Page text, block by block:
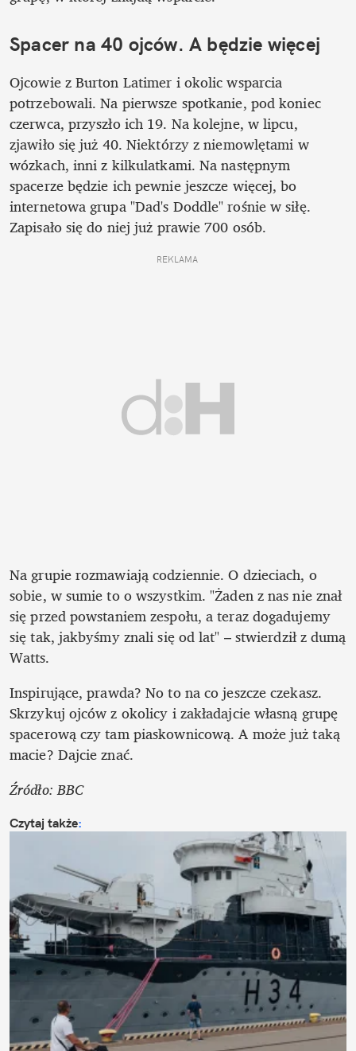
Spacer na 40 ojców. A będzie więcej
Ojcowie z Burton Latimer i okolic wsparcia
potrzebowali. Na pierwsze spotkanie, pod koniec
czerwca, przyszło ich 19. Na kolejne, w lipcu,
zjawiło się już 40. Niektórzy z niemowlętami w
wózkach, inni z kilkulatkami. Na następnym
spacerze będzie ich pewnie jeszcze więcej, bo
internetowa grupa "Dad's Doddle" rośnie w siłę.
Zapisało się do niej już prawie 700 osób.
REKLAMA
Na grupie rozmawiają codziennie. O dzieciach, o
sobie, w sumie to o wszystkim. "Żaden z nas nie znał
się przed powstaniem zespołu, a teraz dogadujemy
się tak, jakbyśmy znali się od lat" – stwierdził z dumą
Watts.
Inspirujące, prawda? No to na co jeszcze czekasz.
Skrzykuj ojców z okolicy i zakładajcie własną grupę
spacerową czy tam piaskownicową. A może już taką
macie? Dajcie znać.
Źródło: BBC
Czytaj także: